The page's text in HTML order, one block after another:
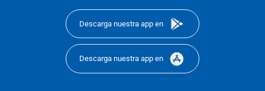
Descarga nuestra app en
Descarga nuestra app en